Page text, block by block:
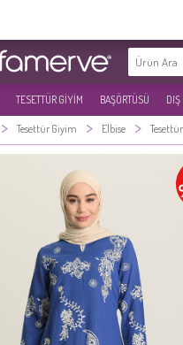
TESETTÜR GİYİM BAŞÖRTÜSÜ DIŞ
> Tesettür Giyim > Elbise >